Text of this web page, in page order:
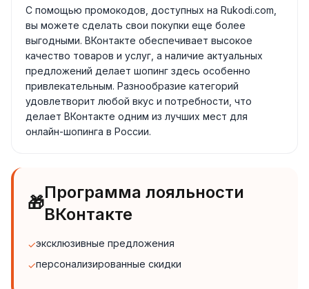
С помощью промокодов, доступных на Rukodi.com,
вы можете сделать свои покупки еще более
выгодными. ВКонтакте обеспечивает высокое
качество товаров и услуг, а наличие актуальных
предложений делает шопинг здесь особенно
привлекательным. Разнообразие категорий
удовлетворит любой вкус и потребности, что
делает ВКонтакте одним из лучших мест для
онлайн-шопинга в России.
🎁
Программа лояльности
ВКонтакте
✓эксклюзивные предложения
✓персонализированные скидки